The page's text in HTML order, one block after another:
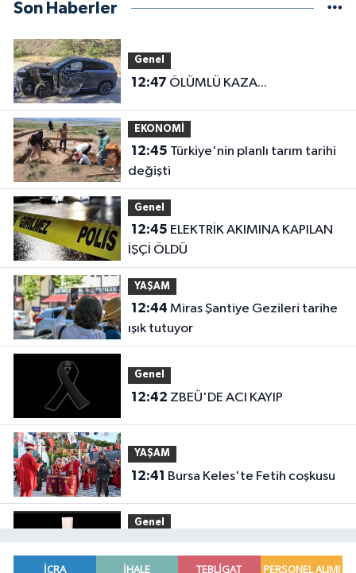
Son Haberler
Genel
12:47 ÖLÜMLÜ KAZA...
EKONOMİ
12:45
değişti
Genel
12:45
İŞÇİ ÖLDÜ
YAŞAM
12:44
ışık tutuyor
Genel
12:42 ZBEÜ'DE ACI KAYIP
YAŞAM
12:41 Bursa Keles'te Fetih coşkusu
Genel
SERT AÇIKLAMA